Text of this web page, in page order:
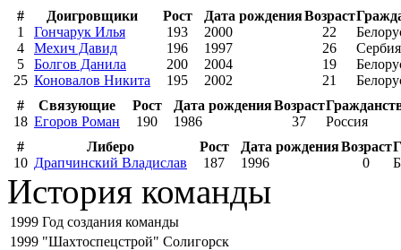
#
Доигровщики Рост Дата рожденияВозраст
1
Гончарук Илья 193 2000 22
4
Мехич Давид 196 1997 26
Сербия
5
Болгов Данила 200 2004 19
25 Коновалов Никита 195 2002 21
#
Связующие Рост Дата рожденияВозраст
18 Егоров Роман 190 1986 37
Россия
#
Либеро Рост Дата рожденияВозраст
10 Драпчинский Владислав 187 1996 0
История команды
1999 Год создания команды
1999 "Шахтоспецстрой" Солигорск